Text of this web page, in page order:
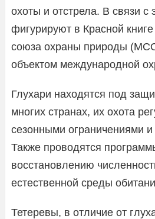
охоты и отстрела. В связи с
фигурируют в Красной
союза охраны природы
объектом международной
Глухари находятся под
многих странах, их охота
сезонными ограничениями
Также проводятся
восстановлению
естественной среды
Тетеревы, в отличие от